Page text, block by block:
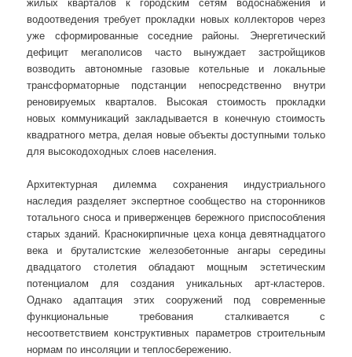
водоотведения требует прокладки новых коллекторов через
уже сформированные соседние районы. Энергетический
дефицит мегаполисов часто вынуждает застройщиков
возводить автономные газовые котельные и локальные
трансформаторные подстанции непосредственно внутри
реновируемых кварталов. Высокая стоимость прокладки
новых коммуникаций закладывается в конечную стоимость
квадратного метра, делая новые объекты доступными только
для высокодоходных слоев населения.
Архитектурная дилемма сохранения индустриального
наследия разделяет экспертное сообщество на сторонников
тотального сноса и приверженцев бережного приспособления
старых зданий. Краснокирпичные цеха конца девятнадцатого
века и бруталистские железобетонные ангары середины
двадцатого столетия обладают мощным эстетическим
потенциалом для создания уникальных арт-кластеров.
Однако адаптация этих сооружений под современные
функциональные требования сталкивается с
несоответствием конструктивных параметров строительным
нормам по инсоляции и теплосбережению.